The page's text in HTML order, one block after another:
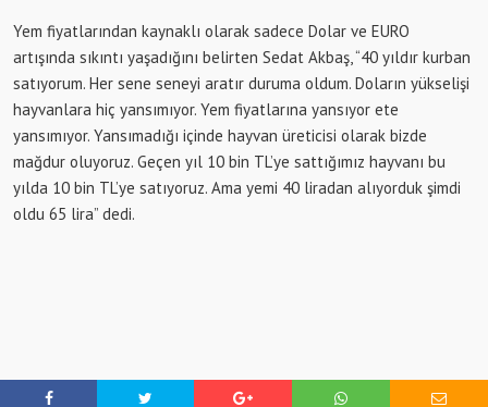
Yem fiyatlarından kaynaklı olarak sadece Dolar ve EURO
artışında sıkıntı yaşadığını belirten Sedat Akbaş, “40 yıldır kurban
satıyorum. Her sene seneyi aratır duruma oldum. Doların yükselişi
hayvanlara hiç yansımıyor. Yem fiyatlarına yansıyor ete
yansımıyor. Yansımadığı içinde hayvan üreticisi olarak bizde
mağdur oluyoruz. Geçen yıl 10 bin TL’ye sattığımız hayvanı bu
yılda 10 bin TL’ye satıyoruz. Ama yemi 40 liradan alıyorduk şimdi
oldu 65 lira” dedi.